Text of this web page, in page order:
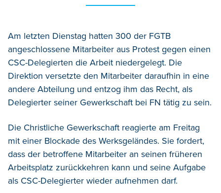
Am letzten Dienstag hatten 300 der FGTB
angeschlossene Mitarbeiter aus Protest gegen einen
CSC-Delegierten die Arbeit niedergelegt. Die
Direktion versetzte den Mitarbeiter daraufhin in eine
andere Abteilung und entzog ihm das Recht, als
Delegierter seiner Gewerkschaft bei FN tätig zu sein.
Die Christliche Gewerkschaft reagierte am Freitag
mit einer Blockade des Werksgeländes. Sie fordert,
dass der betroffene Mitarbeiter an seinen früheren
Arbeitsplatz zurückkehren kann und seine Aufgabe
als CSC-Delegierter wieder aufnehmen darf.